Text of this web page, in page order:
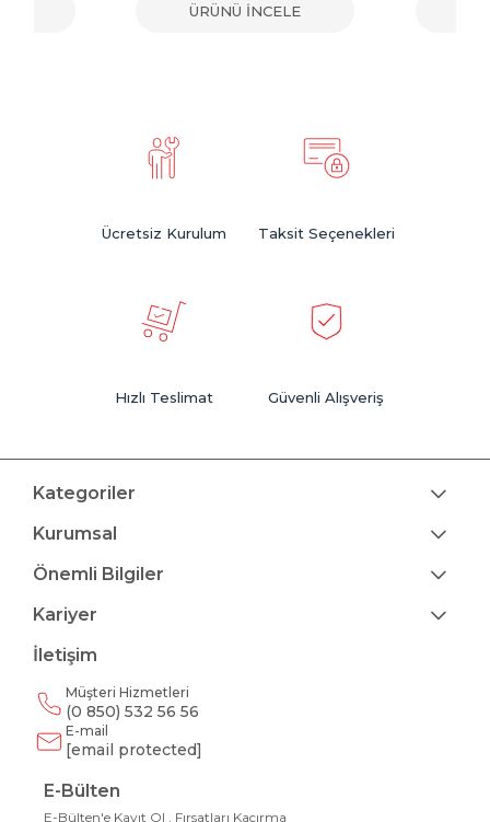
ÜRÜNÜ İNCELE
Ücretsiz Kurulum Taksit Seçenekleri
Hızlı Teslimat Güvenli Alışveriş
Kategoriler
Kurumsal
Önemli Bilgiler
Kariyer
İletişim
Müşteri Hizmetleri
(0 850) 532 56 56
E-mail
[email protected]
E-Bülten
E-Bülten'e Kayıt Ol , Fırsatları Kaçırma